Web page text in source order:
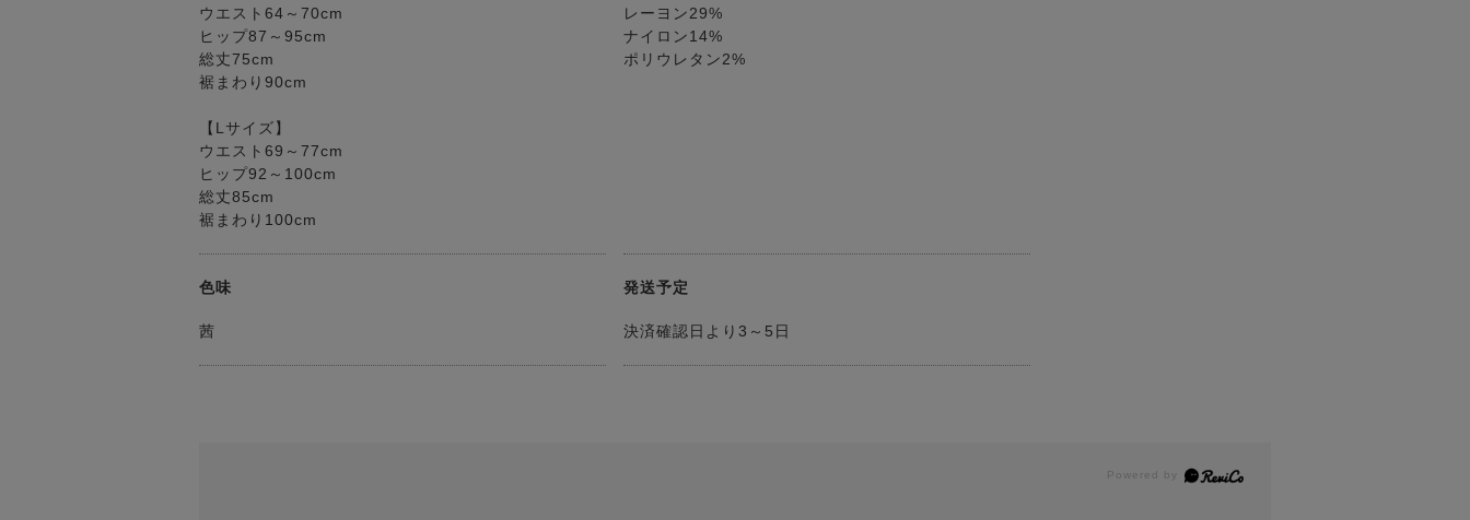
ウエスト64～70cm
ヒップ87～95cm
総丈75cm
裾まわり90cm
【Lサイズ】
ウエスト69～77cm
ヒップ92～100cm
総丈85cm
裾まわり100cm
レーヨン29%
ナイロン14%
ポリウレタン2%
色味
茜
発送予定
決済確認日より3～5日